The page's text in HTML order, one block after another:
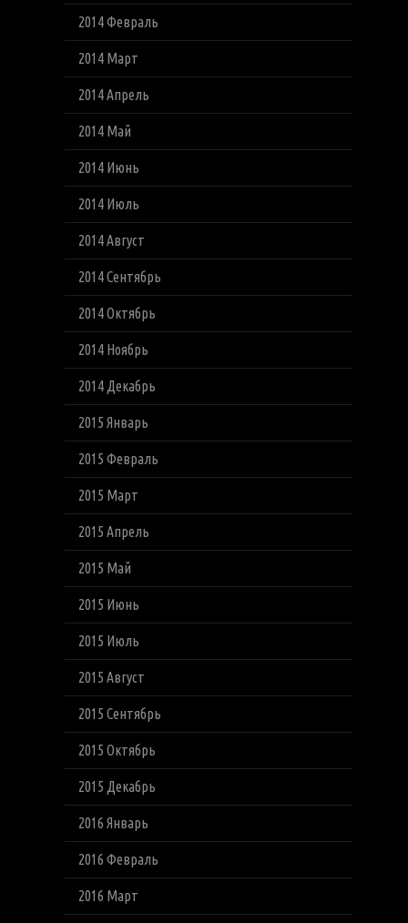
2014 Февраль
2014 Март
2014 Апрель
2014 Май
2014 Июнь
2014 Июль
2014 Август
2014 Сентябрь
2014 Октябрь
2014 Ноябрь
2014 Декабрь
2015 Январь
2015 Февраль
2015 Март
2015 Апрель
2015 Май
2015 Июнь
2015 Июль
2015 Август
2015 Сентябрь
2015 Октябрь
2015 Декабрь
2016 Январь
2016 Февраль
2016 Март